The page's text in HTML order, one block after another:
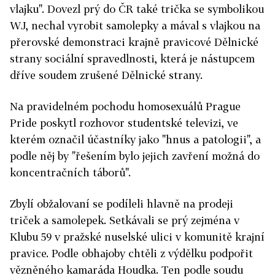
vlajku". Dovezl prý do ČR také trička se symbolikou
WJ, nechal vyrobit samolepky a mával s vlajkou na
přerovské demonstraci krajně pravicové Dělnické
strany sociální spravedlnosti, která je nástupcem
dříve soudem zrušené Dělnické strany.
Na pravidelném pochodu homosexuálů Prague
Pride poskytl rozhovor studentské televizi, ve
kterém označil účastníky jako "hnus a patologii", a
podle něj by "řešením bylo jejich zavření možná do
koncentračních táborů".
Zbylí obžalovaní se podíleli hlavně na prodeji
triček a samolepek. Setkávali se prý zejména v
Klubu 59 v pražské nuselské ulici v komunitě krajní
pravice. Podle obhajoby chtěli z výdělku podpořit
vězněného kamaráda Houdka. Ten podle soudu